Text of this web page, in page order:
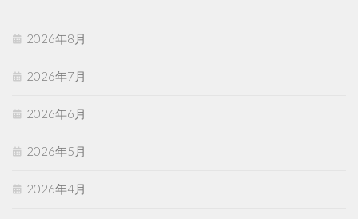
2026年8月
2026年7月
2026年6月
2026年5月
2026年4月